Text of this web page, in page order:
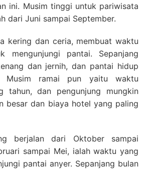
ini. Musim tinggi untuk pariwisata
dari Juni sampai September.
kering dan ceria, membuat waktu
mengunjungi pantai. Sepanjang
dan jernih, dan pantai hidup
Musim ramai pun yaitu waktu
tahun, dan pengunjung mungkin
besar dan biaya hotel yang paling
berjalan dari Oktober sampai
sampai Mei, ialah waktu yang
pantai anyer. Sepanjang bulan